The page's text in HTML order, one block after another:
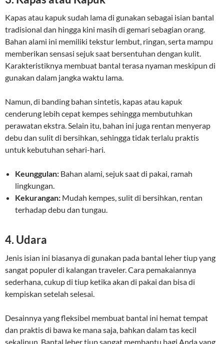
Kapas atau kapuk sudah lama di gunakan sebagai isian bantal
tradisional dan hingga kini masih di gemari sebagian orang.
Bahan alami ini memiliki tekstur lembut, ringan, serta mampu
memberikan sensasi sejuk saat bersentuhan dengan kulit.
Karakteristiknya membuat bantal terasa nyaman meskipun di
gunakan dalam jangka waktu lama.
Namun, di banding bahan sintetis, kapas atau kapuk
cenderung lebih cepat kempes sehingga membutuhkan
perawatan ekstra. Selain itu, bahan ini juga rentan menyerap
debu dan sulit di bersihkan, sehingga tidak terlalu praktis
untuk kebutuhan sehari-hari.
Keunggulan: Bahan alami, sejuk saat di pakai, ramah
lingkungan.
Kekurangan: Mudah kempes, sulit di bersihkan, rentan
terhadap debu dan tungau.
4. Udara
Jenis isian ini biasanya di gunakan pada bantal leher tiup yang
sangat populer di kalangan traveler. Cara pemakaiannya
sederhana, cukup di tiup ketika akan di pakai dan bisa di
kempiskan setelah selesai.
Desainnya yang fleksibel membuat bantal ini hemat tempat
dan praktis di bawa ke mana saja, bahkan dalam tas kecil
sekalipun. Bantal leher tiup sangat membantu bagi Anda yang